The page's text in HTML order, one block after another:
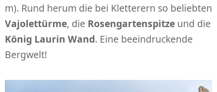
m). Rund herum die bei Kletterern so beliebten
Vajolettürme, die Rosengartenspitze und die
König Laurin Wand. Eine beeindruckende
Bergwelt!